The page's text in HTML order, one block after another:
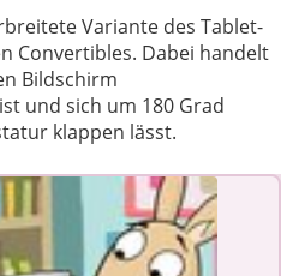
Variante des Tablet-
Convertibles. Dabei handelt
Bildschirm
und sich um 180 Grad
klappen lässt.